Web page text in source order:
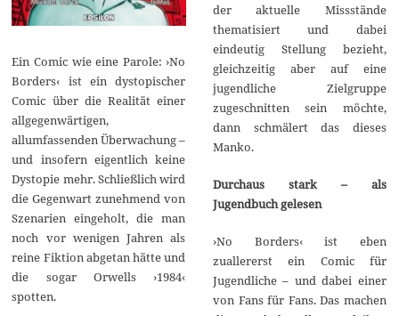
Ein Comic wie eine Parole: ›No
Borders‹ ist ein dystopischer
Comic über die Realität einer
allgegenwärtigen,
allumfassenden Überwachung –
und insofern eigentlich keine
Dystopie mehr. Schließlich wird
die Gegenwart zunehmend von
Szenarien eingeholt, die man
noch vor wenigen Jahren als
reine Fiktion abgetan hätte und
die sogar Orwells ›1984‹
spotten.
der aktuelle Missstände
thematisiert und dabei
eindeutig Stellung bezieht,
gleichzeitig aber auf eine
jugendliche Zielgruppe
zugeschnitten sein möchte,
dann schmälert das dieses
Manko.
Durchaus stark – als
Jugendbuch gelesen
›No Borders‹ ist eben
zuallererst ein Comic für
Jugendliche – und dabei einer
von Fans für Fans. Das machen